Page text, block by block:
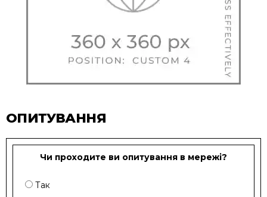
ОПИТУВАННЯ
Чи проходите ви опитування в мережі?
Так